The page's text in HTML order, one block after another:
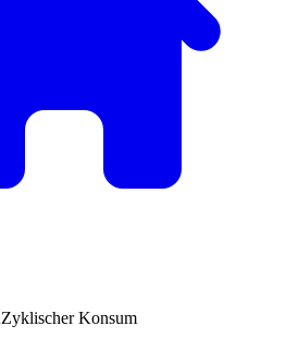
Zyklischer Konsum